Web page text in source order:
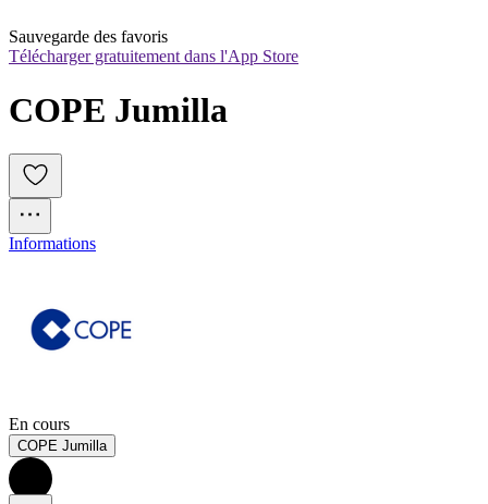
Sauvegarde des favoris
Télécharger gratuitement dans l'App Store
COPE Jumilla
Informations
En cours
COPE Jumilla